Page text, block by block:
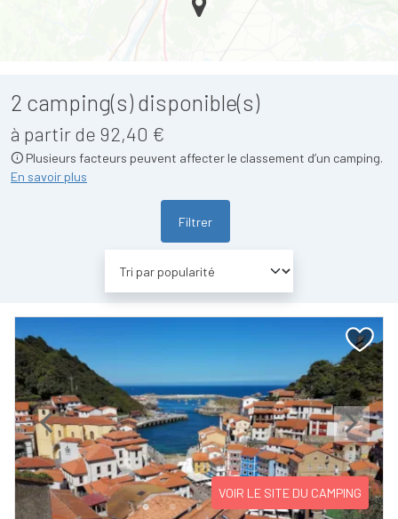
2 camping(s) disponible(s)
à partir de 92,40 €
Plusieurs facteurs peuvent affecter le classement d’un camping.
En savoir plus
Filtrer
Previous Next
VOIR LE SITE DU CAMPING